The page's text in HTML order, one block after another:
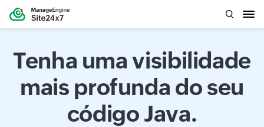
Tenha uma visibilidade
mais profunda do seu
código Java.